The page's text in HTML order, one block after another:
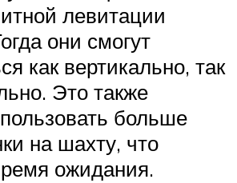
левитации
они смогут
как вертикально, так
Это также
больше
на шахту, что
ожидания.